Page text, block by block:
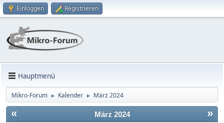
Einloggen Registrieren
Hauptmenü
Mikro-Forum ► Kalender ► März 2024
« »
März 2024